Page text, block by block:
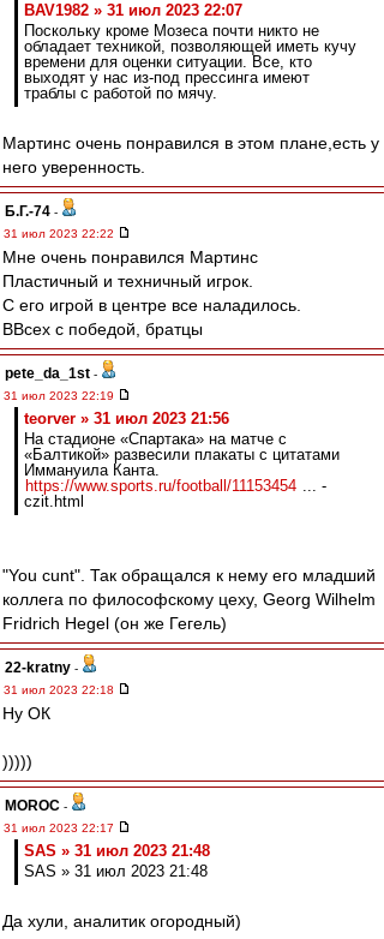
BAV1982 » 31 июл 2023 22:07
Поскольку кроме Мозеса почти никто не
обладает техникой, позволяющей иметь кучу
времени для оценки ситуации. Все, кто
выходят у нас из-под прессинга имеют
траблы с работой по мячу.
Мартинс очень понравился в этом плане,есть у
него уверенность.
Б.Г.-74 -
31 июл 2023 22:22
Мне очень понравился Мартинс
Пластичный и техничный игрок.
С его игрой в центре все наладилось.
ВВсех с победой, братцы
pete_da_1st -
31 июл 2023 22:19
teorver » 31 июл 2023 21:56
На стадионе «Спартака» на матче с
«Балтикой» развесили плакаты с цитатами
Иммануила Канта.
https://www.sports.ru/football/11153454 ... -
czit.html
"You cunt". Так обращался к нему его младший
коллега по философскому цеху, Georg Wilhelm
Fridrich Hegel (он же Гегель)
22-kratny -
31 июл 2023 22:18
Ну ОК
)))))
MOROC -
31 июл 2023 22:17
SAS » 31 июл 2023 21:48
SAS » 31 июл 2023 21:48
Да хули, аналитик огородный)